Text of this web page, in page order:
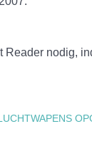
nodig,